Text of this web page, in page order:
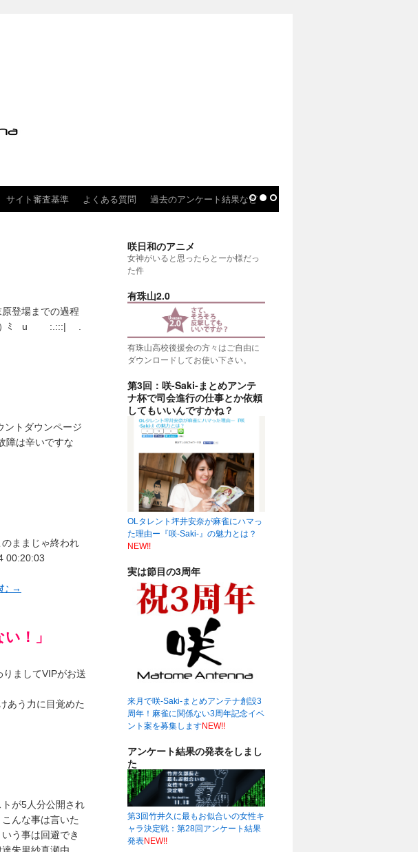
サイト審査基準 よくある質問 過去のアンケート結果など
登場までの過程
ﾐ u :.:::| .
ントダウンページ
障は辛いですな
ままじゃ終われ
00:20:03
→
！」
ましてVIPがお送
あう力に目覚めた
が5人分公開され
んな事は言いた
う事は回避でき
咲日和のアニメ
女神がいると思ったらとーか様だっ
た件
有珠山2.0
有珠山高校後援会の方々はご自由に
ダウンロードしてお使い下さい。
第3回：咲-Saki-まとめアンテ
ナ杯で司会進行の仕事とか依頼
してもいいんですかね？
OLタレント坪井安奈が麻雀にハマっ
た理由ー『咲-Saki-』の魅力とは？
NEW!!
実は節目の3周年
来月で咲-Saki-まとめアンテナ創設3
周年！麻雀に関係ない3周年記念イベ
ント案を募集しますNEW!!
アンケート結果の発表をしまし
た
第3回竹井久に最もお似合いの女性キ
ャラ決定戦：第28回アンケート結果
発表NEW!!